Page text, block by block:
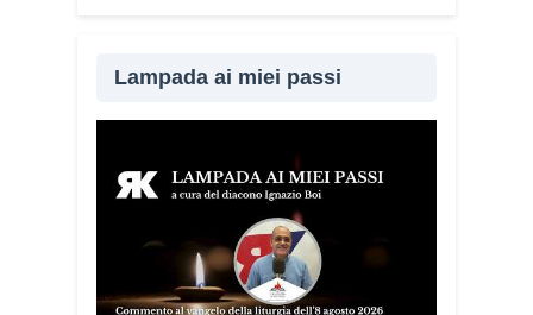
Lampada ai miei passi